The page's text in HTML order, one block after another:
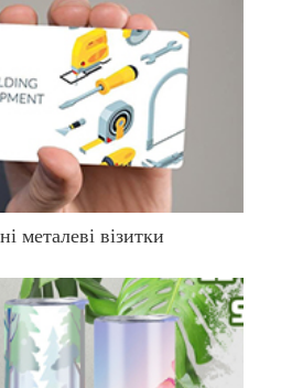
металеві візитки